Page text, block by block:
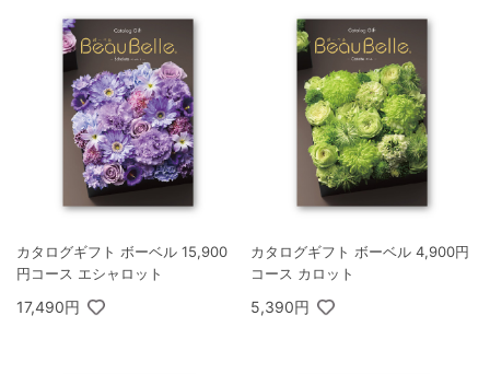
カタログギフト ボーベル 15,900
円コース エシャロット
17,490円
カタログギフト ボーベル 4,900円
コース カロット
5,390円